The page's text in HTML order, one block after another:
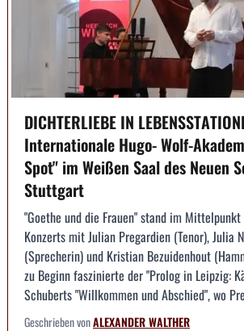
DICHTERLIEBE IN
Internationale Hugo- Wolf-
Spot" im Weißen Saal des Neuen
Stuttgart
"Goethe und die Frauen" stand im Mittelpunkt
Konzerts mit Julian Pregardien (Tenor), Julia
(Sprecherin) und Kristian Bezuidenhout
zu Beginn faszinierte der "Prolog in Leipzig:
Schuberts "Willkommen und Abschied", wo
Geschrieben vonALEXANDER WALTHER